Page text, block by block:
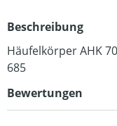
Beschreibung
Häufelkörper AHK
685
Bewertungen